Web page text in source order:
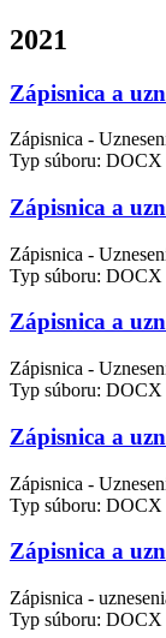
2021
Zápisnica a
Zápisnica -
Typ súboru:
Zápisnica a
Zápisnica -
Typ súboru:
Zápisnica a
Zápisnica -
Typ súboru:
Zápisnica a
Zápisnica -
Typ súboru:
Zápisnica a
Zápisnica -
Typ súboru: